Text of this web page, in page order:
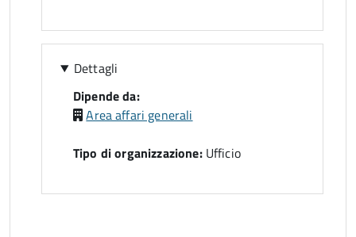
Dettagli
Dipende da:
Area affari generali
Tipo di organizzazione:Ufficio